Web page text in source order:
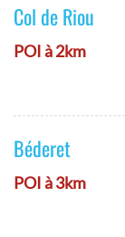
Col de Riou
POI à 2km
Béderet
POI à 3km